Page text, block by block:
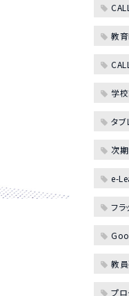
教
学
タブ
次
e-
フラ
教
プ